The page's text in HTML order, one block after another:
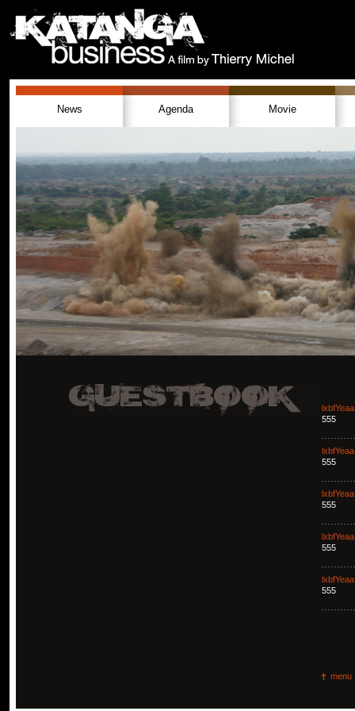
News Agenda Movie
lxbfYeaa
555
lxbfYeaa
555
lxbfYeaa
555
lxbfYeaa
555
lxbfYeaa
555
menu